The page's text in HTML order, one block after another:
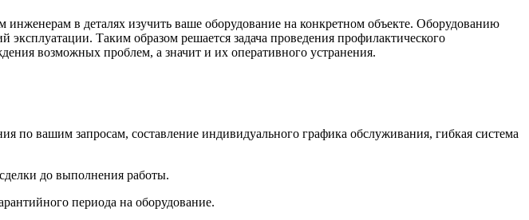
инженерам в деталях изучить ваше оборудование на конкретном объекте. Оборудованию
эксплуатации. Таким образом решается задача проведения профилактического
возможных проблем, а значит и их оперативного устранения.
вашим запросам, составление индивидуального графика обслуживания, гибкая система
до выполнения работы.
периода на оборудование.